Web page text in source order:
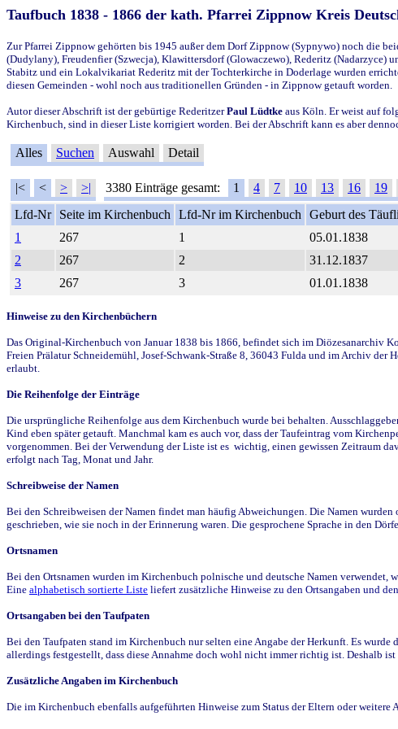
Taufbuch 1838 - 1866 der kath. Pfarrei Zippnow Kreis
Zur Pfarrei Zippnow gehörten bis 1945 außer dem Dorf Zippnow (Sypnywo) noch die
(Dudylany), Freudenfier (Szwecja), Klawittersdorf (Glowaczewo), Rederitz
Stabitz und ein Lokalvikariat Rederitz mit der Tochterkirche in Doderlage wurden
diesen Gemeinden - wohl noch aus traditionellen Gründen - in Zippnow getauft worden.
Autor dieser Abschrift ist der gebürtige RederitzerPaul Lüdtke aus Köln. Er weist auf
Kirchenbuch, sind in dieser Liste korrigiert worden. Bei der Abschrift kann es aber
Alles Suchen Auswahl Detail
|< < > >| 3380 Einträge gesamt: 1 4 7 10 13 16 19
Lfd-Nr
Seite im Kirchenbuch Lfd-Nr im Kirchenbuch Geburt des
1
267 1 05.01.1838
2
267 2 31.12.1837
3
267 3 01.01.1838
Hinweise zu den Kirchenbüchern
Das Original-Kirchenbuch von Januar 1838 bis 1866, befindet sich im Diözesanarchiv
Freien Prälatur Schneidemühl, Josef-Schwank-Straße 8, 36043 Fulda und im Archiv der
erlaubt.
Die Reihenfolge der Einträge
Die ursprüngliche Reihenfolge aus dem Kirchenbuch wurde bei behalten.
Kind eben später getauft. Manchmal kam es auch vor, dass der Taufeintrag vom
vorgenommen. Bei der Verwendung der Liste ist es wichtig, einen gewissen Zeitraum
erfolgt nach Tag, Monat und Jahr.
Schreibweise der Namen
Bei den Schreibweisen der Namen findet man häufig Abweichungen. Die Namen
geschrieben, wie sie noch in der Erinnerung waren. Die gesprochene Sprache in den
Ortsnamen
Bei den Ortsnamen wurden im Kirchenbuch polnische und deutsche Namen verwendet,
Eine alphabetisch sortierte Liste liefert zusätzliche Hinweise zu den Ortsangaben und
Ortsangaben bei den Taufpaten
Bei den Taufpaten stand im Kirchenbuch nur selten eine Angabe der Herkunft. Es
allerdings festgestellt, dass diese Annahme doch wohl nicht immer richtig ist. Deshalb
Zusätzliche Angaben im Kirchenbuch
Die im Kirchenbuch ebenfalls aufgeführten Hinweise zum Status der Eltern oder weitere